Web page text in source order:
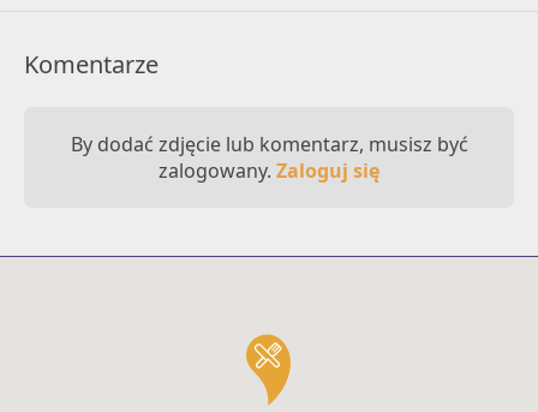
Komentarze
By dodać zdjęcie lub komentarz, musisz być
zalogowany. Zaloguj się